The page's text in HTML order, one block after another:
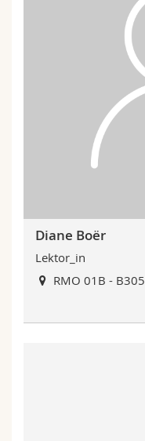
Diane Boër
Lektor_in
RMO 01B - B305